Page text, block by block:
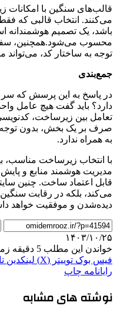
قالب‌های سنگین با امکانات
می‌کنند. انتخاب قالبی که
باشد، یک تصمیم هوشمندانه
محسوب می‌شود.همچنین،
توجه به ساختار کد،
جمع‌بندی
در پاسخ به این پرسش که
دارد؟ باید گفت هیچ عامل
تعامل بین زیرساخت،
صرف بر یک بخش، بدون توجه
به همراه ندارد.
با انتخاب زیرساخت مناسب،
مدیریت هوشمند منابع و پایش
قابل اعتماد ساخت. چنین
می‌کند، بلکه در رقابت
دیده‌شدن و موفقیت خواهد
۱۴۰۳/۱۰/۲۵
خواندن این مطلب 5 دقیقه زمان میبرد
فیس بوک توییتر (X) لینکدین
رایانامه چاپ
نوشته های مشابه